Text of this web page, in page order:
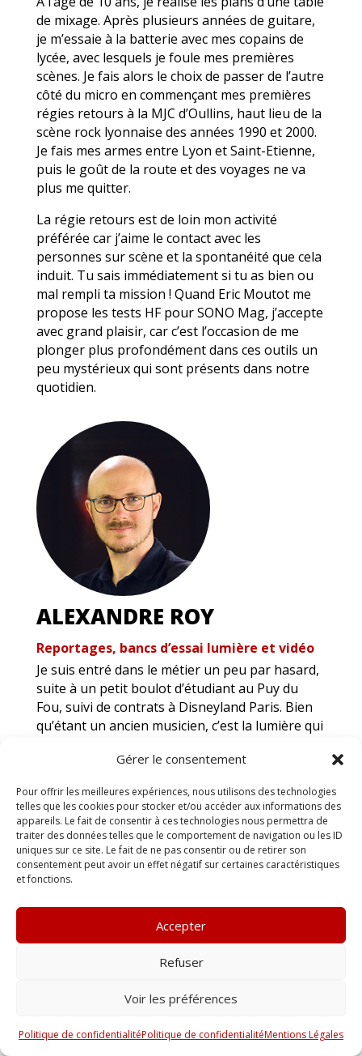
Gérer le consentement
Pour offrir les meilleures expériences, nous utilisons des technologies
telles que les cookies pour stocker et/ou accéder aux informations des
appareils. Le fait de consentir à ces technologies nous permettra de
traiter des données telles que le comportement de navigation ou les ID
uniques sur ce site. Le fait de ne pas consentir ou de retirer son
consentement peut avoir un effet négatif sur certaines caractéristiques
et fonctions.
Accepter
Refuser
Voir les préférences
Politique de confidentialitéPolitique de confidentialitéMentions Légales
de mixage. Après plusieurs années de guitare,
je m’essaie à la batterie avec mes copains de
lycée, avec lesquels je foule mes premières
scènes. Je fais alors le choix de passer de l’autre
côté du micro en commençant mes premières
régies retours à la MJC d’Oullins, haut lieu de la
scène rock lyonnaise des années 1990 et 2000.
Je fais mes armes entre Lyon et Saint-Etienne,
puis le goût de la route et des voyages ne va
plus me quitter.
La régie retours est de loin mon activité
préférée car j’aime le contact avec les
personnes sur scène et la spontanéité que cela
induit. Tu sais immédiatement si tu as bien ou
mal rempli ta mission ! Quand Eric Moutot me
propose les tests HF pour SONO Mag, j’accepte
avec grand plaisir, car c’est l’occasion de me
plonger plus profondément dans ces outils un
peu mystérieux qui sont présents dans notre
quotidien.
ALEXANDRE ROY
Reportages, bancs d’essai lumière et vidéo
Je suis entré dans le métier un peu par hasard,
suite à un petit boulot d’étudiant au Puy du
Fou, suivi de contrats à Disneyland Paris. Bien
qu’étant un ancien musicien, c’est la lumière qui
cumule carrière et passion, avec comme
consoles.
En juillet 2017, je lance Le Coin des Lighteux,
une chaîne YouTube qui propose des tutoriels
vidéo sur tout ce qui concerne la lumière
assistée par ordinateur et les consoles. En
2018, cette envie de transmission m’amène à
devenir formateur lumière chez Oliverdy
Formation, et c’est en juin 2019, que je deviens
rédacteur pour SONO Mag. J’y réalise des
l’objectif de partager de nouvelles découvertes.